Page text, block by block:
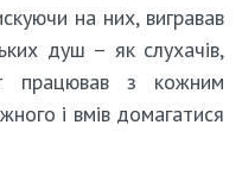
на них, вигравав
душ – як слухачів,
працював з кожним
і вмів домагатися